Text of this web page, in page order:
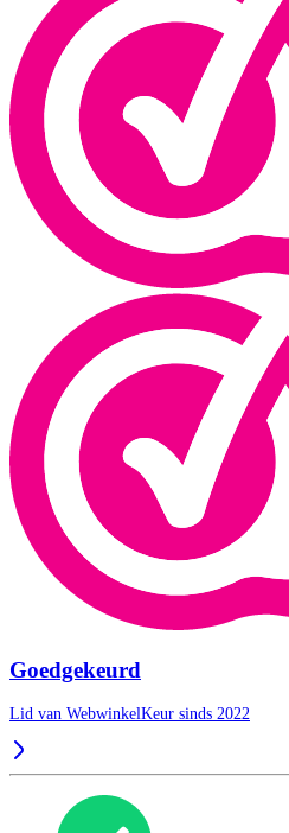
Goedgekeurd
Lid van WebwinkelKeur sinds 2022